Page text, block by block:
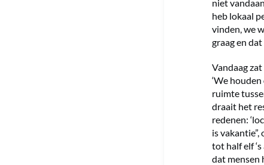
niet
heb lokaal
vinden, we
graag en dat
Vandaag
‘We
ruimte
draait het
redenen:
is
tot half elf
dat mensen